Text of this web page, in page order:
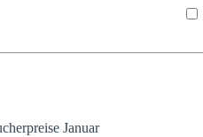
Januar